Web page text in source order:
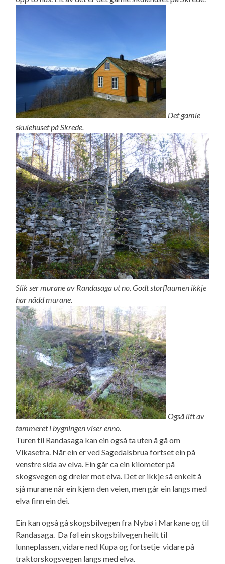
Det gamle
skulehuset på Skrede.
Slik ser murane av Randasaga ut no. Godt storflaumen ikkje
har nådd murane.
Også litt av
tømmeret i bygningen viser enno.
Turen til Randasaga kan ein også ta uten å gå om
Vikasetra. Når ein er ved Sagedalsbrua fortset ein på
venstre sida av elva. Ein går ca ein kilometer på
skogsvegen og dreier mot elva. Det er ikkje så enkelt å
sjå murane når ein kjem den veien, men går ein langs med
elva finn ein dei.
Ein kan også gå skogsbilvegen fra Nybø i Markane og til
Randasaga. Da føl ein skogsbilvegen heilt til
lunneplassen, vidare ned Kupa og fortsetje vidare på
traktorskogsvegen langs med elva.